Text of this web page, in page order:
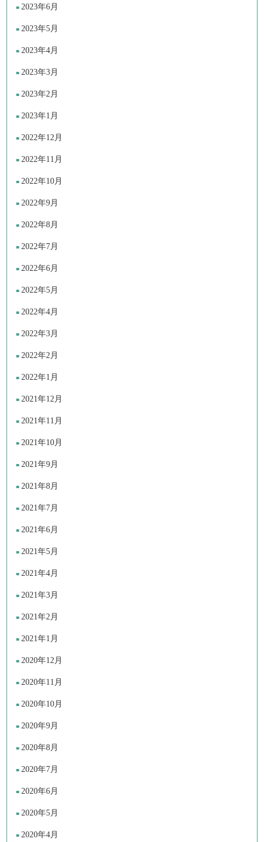
2023年6月
2023年5月
2023年4月
2023年3月
2023年2月
2023年1月
2022年12月
2022年11月
2022年10月
2022年9月
2022年8月
2022年7月
2022年6月
2022年5月
2022年4月
2022年3月
2022年2月
2022年1月
2021年12月
2021年11月
2021年10月
2021年9月
2021年8月
2021年7月
2021年6月
2021年5月
2021年4月
2021年3月
2021年2月
2021年1月
2020年12月
2020年11月
2020年10月
2020年9月
2020年8月
2020年7月
2020年6月
2020年5月
2020年4月